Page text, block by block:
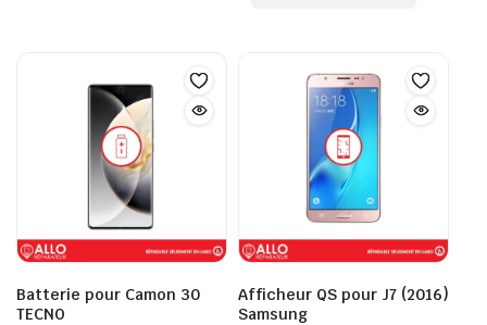
Batterie pour Camon 30
TECNO
Afficheur QS pour J7 (2016)
Samsung